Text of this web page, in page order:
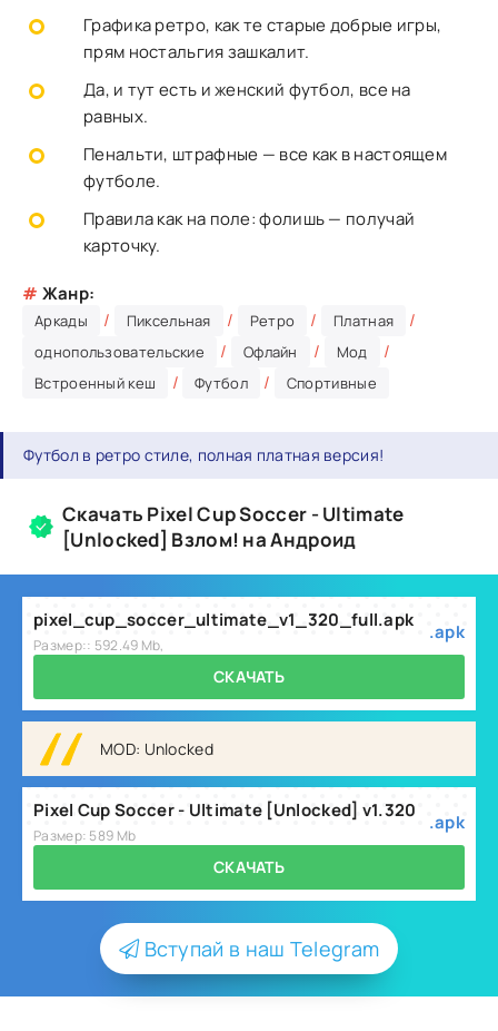
Графика ретро, как те старые добрые игры,
прям ностальгия зашкалит.
Да, и тут есть и женский футбол, все на
равных.
Пенальти, штрафные — все как в настоящем
футболе.
Правила как на поле: фолишь — получай
карточку.
# Жанр:
Аркады / Пиксельная / Ретро / Платная /
однопользовательские / Офлайн / Мод /
Встроенный кеш / Футбол / Спортивные
Футбол в ретро стиле, полная платная версия!
Скачать Pixel Cup Soccer - Ultimate
[Unlocked] Взлом! на Андроид
pixel_cup_soccer_ultimate_v1_320_full.apk
Размер:: 592.49 Mb,
.apk
СКАЧАТЬ
MOD: Unlocked
Pixel Cup Soccer - Ultimate [Unlocked] v1.320
Размер: 589 Mb
.apk
СКАЧАТЬ
Вступай в наш Telegram